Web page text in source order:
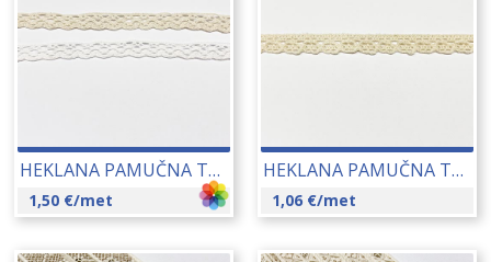
HEKLANA PAMUČNA TRAKA (9032) CCA 12 MM 22191
1,50 €/met
HEKLANA PAMUČNA TRAKA (9510) CCA 13 MM 17272
1,06 €/met